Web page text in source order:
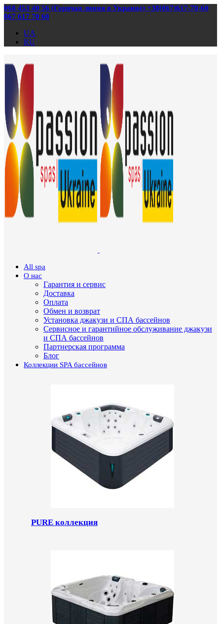
068 453 40 56 (Горячая линия в Украине) +38(067)617-70-60
067 617 70 60
UA
RU
All spa
О нас
Гарантия и сервис
Доставка
Оплата
Обмен и возврат
Установка джакузи и СПА бассейнов
Сервисное и гарантийное обслуживание джакузи
и СПА бассейнов
Партнерская программа
Блог
Коллекции SPA бассейнов
PURE коллекция